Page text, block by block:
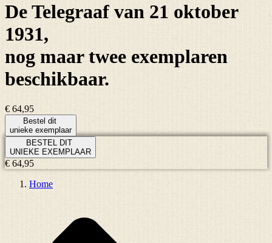
De Telegraaf van 21 oktober
1931,
nog maartwee exemplaren
beschikbaar.
€ 64,95
Bestel dit
unieke exemplaar
BESTEL DIT
UNIEKE EXEMPLAAR
€ 64,95
Home